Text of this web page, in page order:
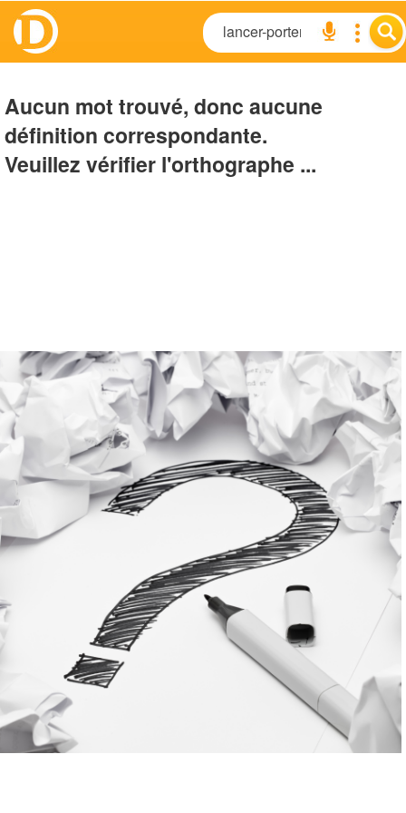
Aucun mot trouvé, donc aucune
définition correspondante.
Veuillez vérifier l'orthographe ...